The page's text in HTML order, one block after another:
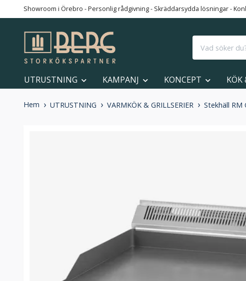
Showroom i Örebro - Personlig rådgivning - Skräddarsydda lösningar -
UTRUSTNING KAMPANJ KONCEPT KÖK
Hem UTRUSTNING VARMKÖK & GRILLSERIER Stekhäll RM